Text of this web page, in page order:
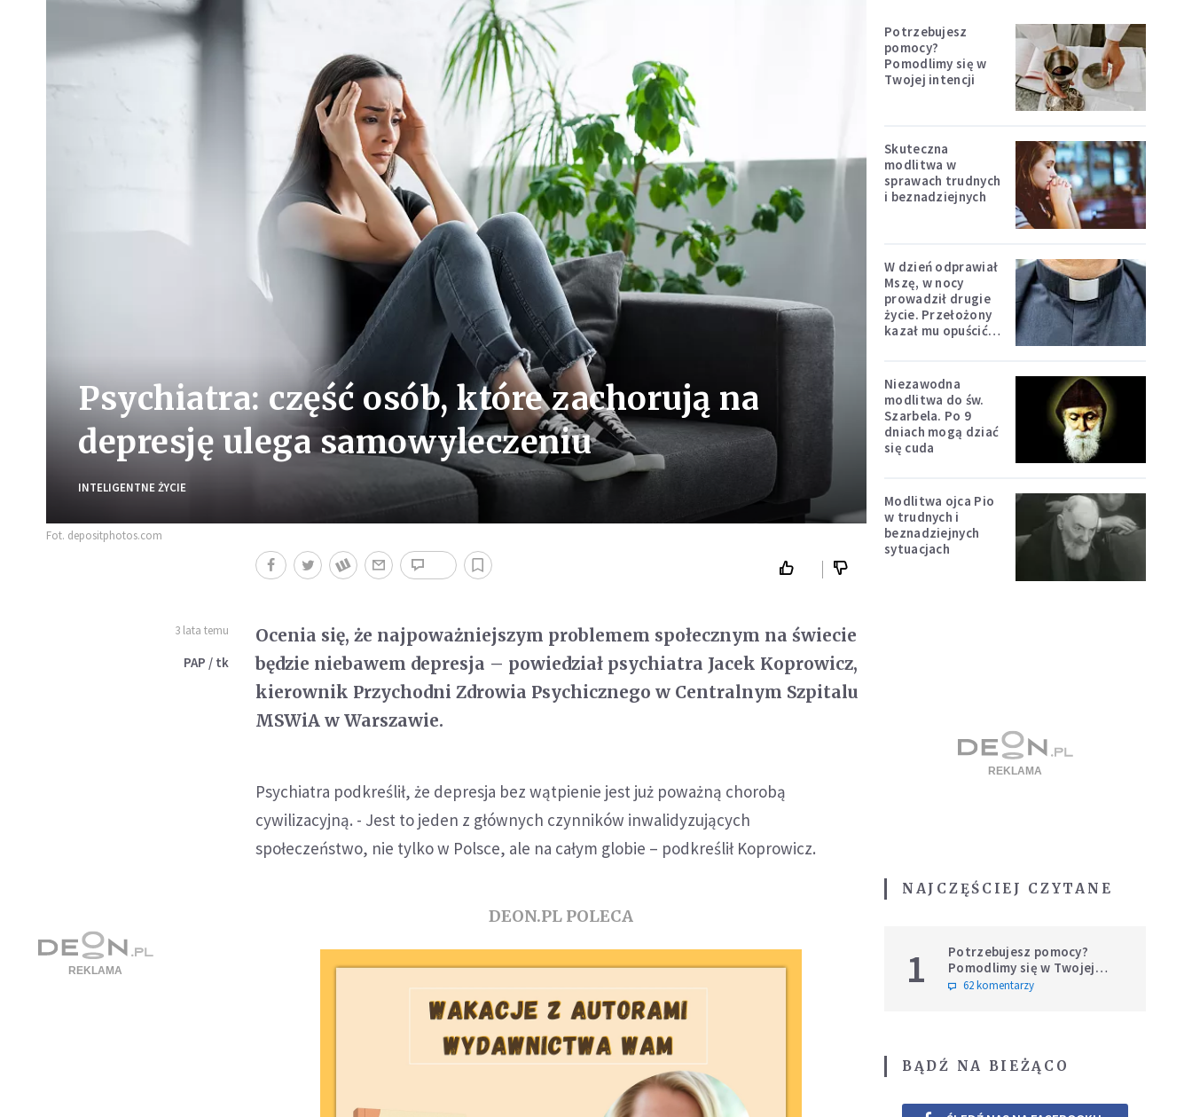
Psychiatra: część osób, które zachorują na
depresję ulega samowyleczeniu
INTELIGENTNE ŻYCIE
Fot. depositphotos.com
3 lata temu
PAP / tk
Ocenia się, że najpoważniejszym problemem społecznym na świecie
będzie niebawem depresja – powiedział psychiatra Jacek Koprowicz,
kierownik Przychodni Zdrowia Psychicznego w Centralnym Szpitalu
MSWiA w Warszawie.
Psychiatra podkreślił, że depresja bez wątpienie jest już poważną chorobą
cywilizacyjną. - Jest to jeden z głównych czynników inwalidyzujących
społeczeństwo, nie tylko w Polsce, ale na całym globie – podkreślił Koprowicz.
DEON.PL POLECA
Potrzebujesz
pomocy?
Pomodlimy się w
Twojej intencji
Skuteczna
modlitwa w
sprawach trudnych
i beznadziejnych
W dzień odprawiał
Mszę, w nocy
prowadził drugie
życie. Przełożony
kazał mu opuścić
Niezawodna
modlitwa do św.
Szarbela. Po 9
dniach mogą dziać
się cuda
Modlitwa ojca Pio
w trudnych i
beznadziejnych
sytuacjach
NAJCZĘŚCIEJ CZYTANE
1
Potrzebujesz pomocy?
Pomodlimy się w Twojej
intencji
62 komentarzy
BĄDŹ NA BIEŻĄCO